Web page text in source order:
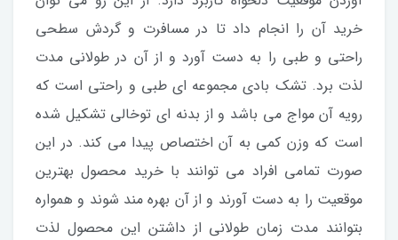
خرید آن را انجام داد تا در مسافرت و گردش سطحی
راحتی و طبی را به دست آورد و از آن در طولانی مدت
لذت برد. تشک بادی مجموعه ای طبی و راحتی است که
رویه آن مواج می باشد و از بدنه ای توخالی تشکیل شده
است که وزن کمی به آن اختصاص پیدا می کند. در این
صورت تمامی افراد می توانند با خرید محصول بهترین
موقعیت را به دست آورند و از آن بهره مند شوند و همواره
بتوانند مدت زمان طولانی از داشتن این محصول لذت